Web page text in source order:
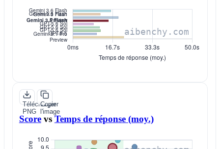
Télécharger
PNG
Copier
l'image
Score vs Temps de réponse (moy.)